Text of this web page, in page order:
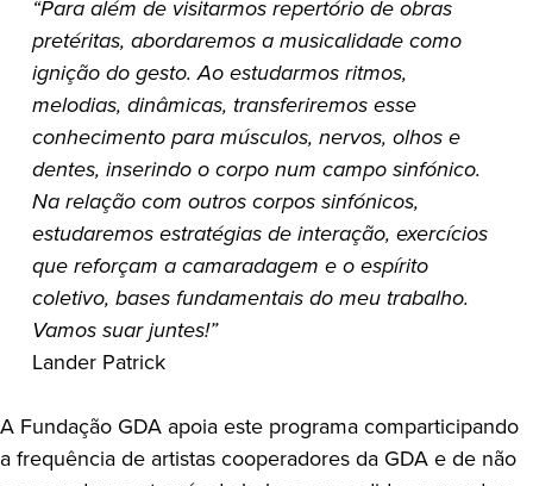
“Para além de visitarmos repertório de obras
pretéritas, abordaremos a musicalidade como
ignição do gesto. Ao estudarmos ritmos,
melodias, dinâmicas, transferiremos esse
conhecimento para músculos, nervos, olhos e
dentes, inserindo o corpo num campo sinfónico.
Na relação com outros corpos sinfónicos,
estudaremos estratégias de interação, exercícios
que reforçam a camaradagem e o espírito
coletivo, bases fundamentais do meu trabalho.
Vamos suar juntes!”
Lander Patrick
A Fundação GDA apoia este programa comparticipando
a frequência de artistas cooperadores da GDA e de não